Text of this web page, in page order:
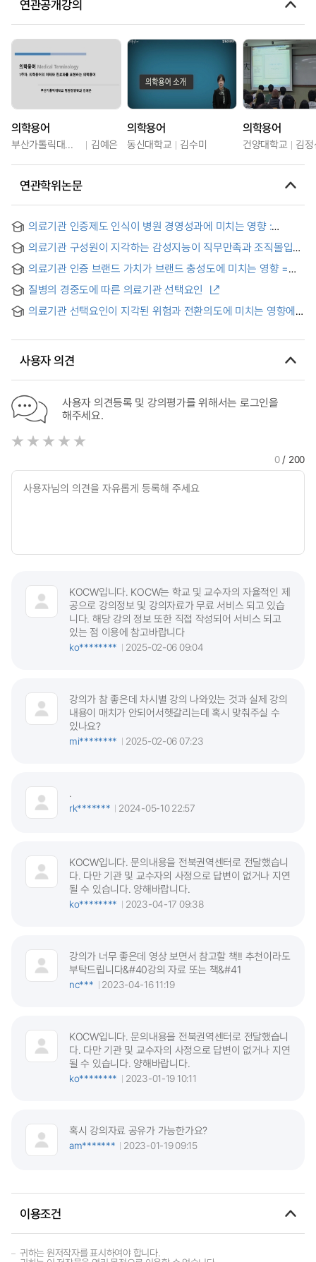
연관공개강의
의학용어
부산가톨릭대학교 김예은
의학용어
동신대학교 김수미
의학용어
건양대학교 김
연관학위논문
의료기관 인증제도 인식이 병원 경영성과에 미치는 영향 :
Accreditation System on Managerial Performances in
Hospital Organizations: Focused on Roles of Mediating
Organization Competencies
의료기관 구성원이 지각하는 감성지능이 직무만족과 조직몰입에
조절효과 = Effects of Emotional Intelligence Perceived by
Members of Medical Institutions on Job Satisfaction and
Organizational Commitment : Self-efficacy and LMX
Mediated Effect and Leader’s Emotional Intelligence
의료기관 인증 브랜드 가치가 브랜드 충성도에 미치는 영향 =
Accreditation on Brand Loyalty
질병의 경중도에 따른 의료기관 선택요인
의료기관 선택요인이 지각된 위험과 전환의도에 미치는 영향에
사용자 의견
사용자 의견등록 및 강의평가를 위해서는 로그인을
해주세요.
0/ 200
KOCW입니다. KOCW는 학교 및 교수자의 자율적인 제
공으로 강의정보 및 강의자료가 무료 서비스 되고 있습
니다. 해당 강의 정보 또한 직접 작성되어 서비스 되고
있는 점 이용에 참고바랍니다
ko********
2025-02-06 09:04
강의가 참 좋은데 차시별 강의 나와있는 것과 실제 강의
내용이 매치가 안되어서헷갈리는데 혹시 맞춰주실 수
있나요?
mi********
2025-02-06 07:23
.
rk*******
2024-05-10 22:57
KOCW입니다. 문의내용을 전북권역센터로 전달했습니
다. 다만 기관 및 교수자의 사정으로 답변이 없거나 지연
될 수 있습니다. 양해바랍니다.
ko********
2023-04-17 09:38
강의가 너무 좋은데 영상 보면서 참고할 책!! 추천이라도
부탁드립니다&#40강의 자료 또는 책&#41
nc***
2023-04-16 11:19
KOCW입니다. 문의내용을 전북권역센터로 전달했습니
다. 다만 기관 및 교수자의 사정으로 답변이 없거나 지연
될 수 있습니다. 양해바랍니다.
ko********
2023-01-19 10:11
혹시 강의자료 공유가 가능한가요?
am*******
2023-01-19 09:15
이용조건
귀하는 원저작자를 표시하여야 합니다.